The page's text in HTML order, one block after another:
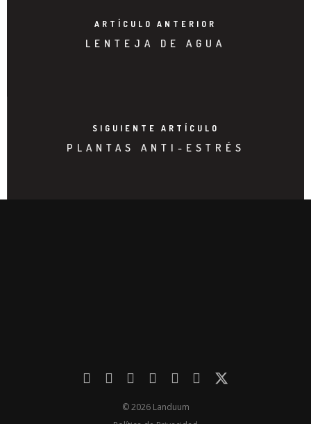
ARTÍCULO ANTERIOR
LENTEJA DE AGUA
SIGUIENTE ARTÍCULO
PLANTAS ANTI-ESTRÉS
© 2026 Landuum